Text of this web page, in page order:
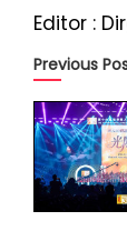
Editor :
Previous